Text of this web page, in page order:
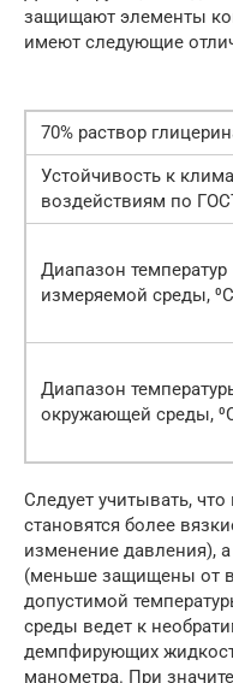
защищают элементы
имеют следующие
70% раствор
Устойчивость к
воздействиям по
Диапазон температур
измеряемой среды, ⁰С
Диапазон
окружающей среды,
Следует учитывать,
становятся более
изменение давления),
(меньше защищены от
допустимой
среды ведет к
демпфирующих
манометра. При